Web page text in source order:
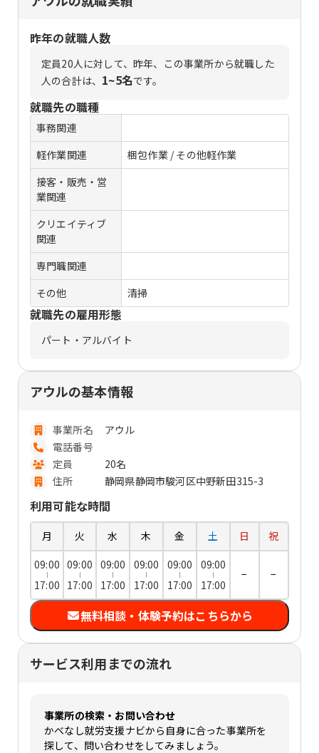
昨年の就職人数
定員20人に対して、昨年、この事業所から就職した
人の合計は、 1~5名です。
就職先の職種
事務関連
軽作業関連
梱包作業 / その他軽作業
接客・販売・営
業関連
クリエイティブ
関連
専門職関連
その他
清掃
就職先の雇用形態
パート・アルバイト
アウルの基本情報
事業所名
アウル
電話番号
定員
20名
住所
静岡県静岡市駿河区中野新田315-3
利用可能な時間
月 火 水 木 金 土 日
祝
09:00
17:00
09:00
17:00
09:00
17:00
09:00
17:00
09:00
17:00
09:00
17:00
− −
無料相談・体験予約はこちらから
サービス利用までの流れ
事業所の検索・お問い合わせ
かべなし就労支援ナビから自身に合った事業所を
探して、問い合わせをしてみましょう。